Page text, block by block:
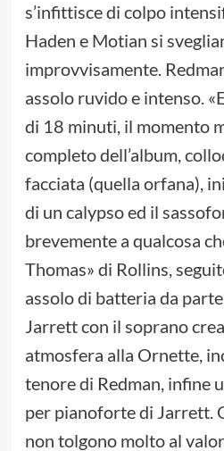
s’infittisce di colpo
Haden e Motian si
improvvisamente.
assolo ruvido e intenso.
di 18 minuti, il momento
completo dell’album,
facciata (quella orfana),
di un calypso ed il
brevemente a qualcosa
Thomas» di Rollins,
assolo di batteria da
Jarrett con il soprano
atmosfera alla Ornette,
tenore di Redman, infine
per pianoforte di Jarrett.
non tolgono molto al